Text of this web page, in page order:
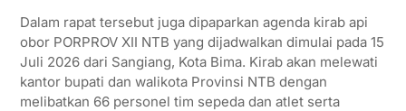
Dalam rapat tersebut juga dipaparkan agenda kirab api
obor PORPROV XII NTB yang dijadwalkan dimulai pada 15
Juli 2026 dari Sangiang, Kota Bima. Kirab akan melewati
kantor bupati dan walikota Provinsi NTB dengan
melibatkan 66 personel tim sepeda dan atlet serta